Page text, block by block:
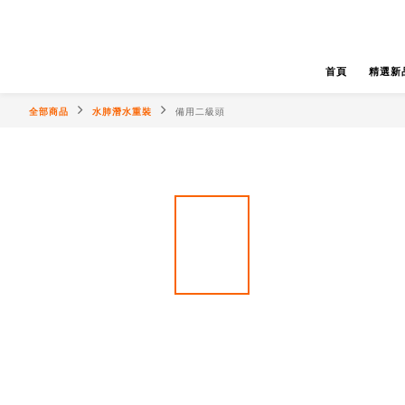
首頁 精選新
全部商品 水肺潛水重裝 備用二級頭